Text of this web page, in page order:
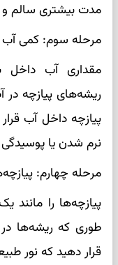
مدت بیشتری سالم و
مرحله سوم: کمی آب
مقداری آب داخل
ریشه‌های پیازچه
پیازچه داخل آب
نرم شدن یا
مرحله چهارم:
پیازچه‌ها را
طوری که ریشه‌ها
قرار دهید که نور